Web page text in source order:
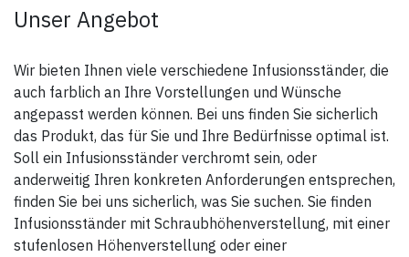
Unser Angebot
Wir bieten Ihnen viele verschiedene Infusionsständer, die
auch farblich an Ihre Vorstellungen und Wünsche
angepasst werden können. Bei uns finden Sie sicherlich
das Produkt, das für Sie und Ihre Bedürfnisse optimal ist.
Soll ein Infusionsständer verchromt sein, oder
anderweitig Ihren konkreten Anforderungen entsprechen,
finden Sie bei uns sicherlich, was Sie suchen. Sie finden
Infusionsständer mit Schraubhöhenverstellung, mit einer
stufenlosen Höhenverstellung oder einer